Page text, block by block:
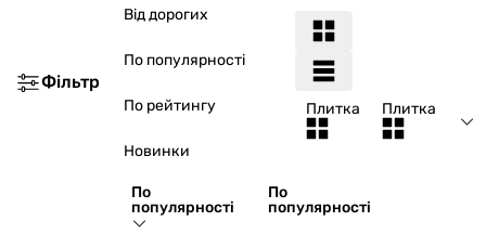
Фільтр
Від дорогих
По популярності
По рейтингу
Новинки
По
популярності
По
популярності
Плитка Плитка